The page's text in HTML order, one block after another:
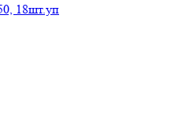
18шт.уп